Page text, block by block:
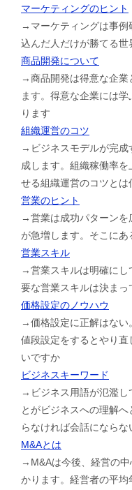
マーケティングのヒント
→マーケティングは事例
込んだ人だけが勝てる
商品開発について
→商品開発は得意な企業
ます。得意な企業には
ります
組織運営のコツ
→ビジネスモデルが完成
成します。組織稼働率
せる組織運営のコツとは
営業のヒント
→営業は成功パターンを
が急増します。そこに
営業スキル
→営業スキルは明確にし
要な営業スキルは決ま
価格設定のノウハウ
→価格設定に正解はない
値段設定をするとやり
いですか
ビジネスキーワード
→ビジネス用語が氾濫し
とがビジネスへの理解
らなければ会話になら
M&Aとは
→M&Aは今後、経営の
かります。経営者の平